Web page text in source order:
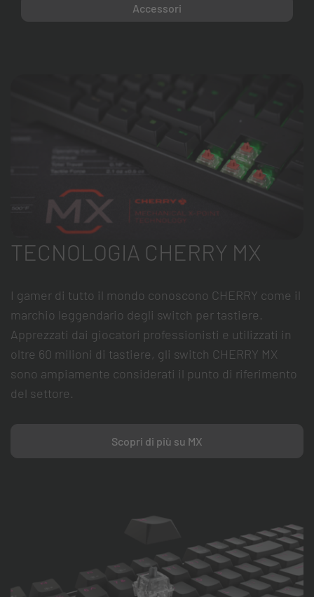
Accessori
TECNOLOGIA CHERRY MX
I gamer di tutto il mondo conoscono CHERRY come il
marchio leggendario degli switch per tastiere.
Apprezzati dai giocatori professionisti e utilizzati in
oltre 60 milioni di tastiere, gli switch CHERRY MX
sono ampiamente considerati il punto di riferimento
del settore.
Scopri di più su MX